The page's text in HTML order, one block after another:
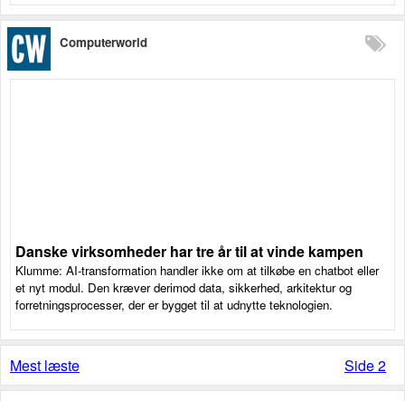
Computerworld
Danske virksomheder har tre år til at vinde kampen
Klumme: AI-transformation handler ikke om at tilkøbe en chatbot eller
et nyt modul. Den kræver derimod data, sikkerhed, arkitektur og
forretningsprocesser, der er bygget til at udnytte teknologien.
Side 2
Mest læste